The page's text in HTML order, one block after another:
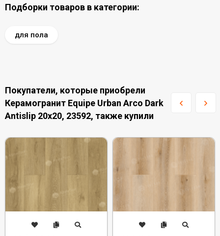
Подборки товаров в категории:
для пола
Покупатели, которые приобрели
Керамогранит Equipe Urban Arco Dark
Antislip 20x20, 23592, также купили